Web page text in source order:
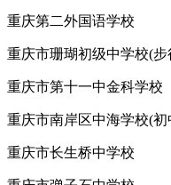
重庆第二外国语学校
重庆市珊瑚初级中学校(步
重庆市第十一中金科学校
重庆市南岸区中海学校(初
重庆市长生桥中学校